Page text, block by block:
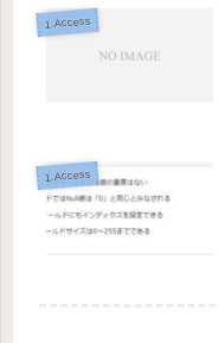
1.Access
1.Access